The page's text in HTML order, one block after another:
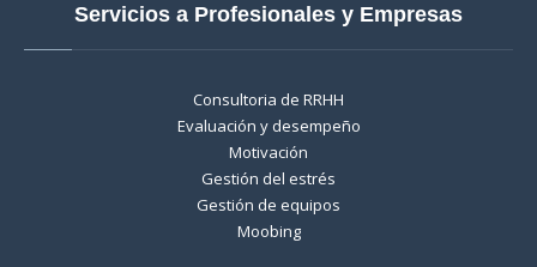
Servicios a Profesionales y Empresas
Consultoria de RRHH
Evaluación y desempeño
Motivación
Gestión del estrés
Gestión de equipos
Moobing